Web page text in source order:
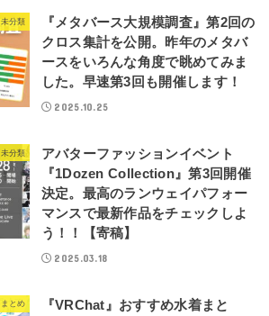
未分類
『メタバース大規模調査』第2回の
クロス集計を公開。昨年のメタバ
ースをいろんな角度で眺めてみま
した。早速第3回も開催します！
2025.10.25
未分類
アバターファッションイベント
『1Dozen Collection』第3回開催
決定。最高のランウェイパフォー
マンスで最新作品をチェックしよ
う！！【寄稿】
2025.03.18
まとめ
『VRChat』おすすめ水着まと